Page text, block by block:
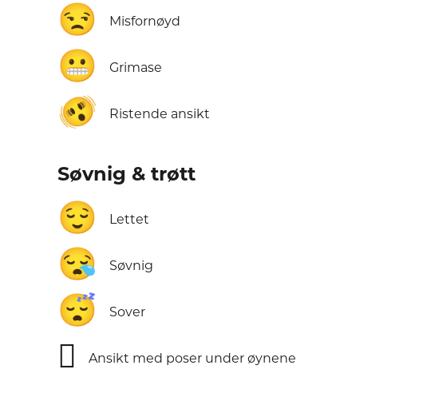
😒 Misfornøyd
😬 Grimase
🫨 Ristende ansikt
Søvnig & trøtt
😌 Lettet
😪 Søvnig
😴 Sover
🫩 Ansikt med poser under øynene